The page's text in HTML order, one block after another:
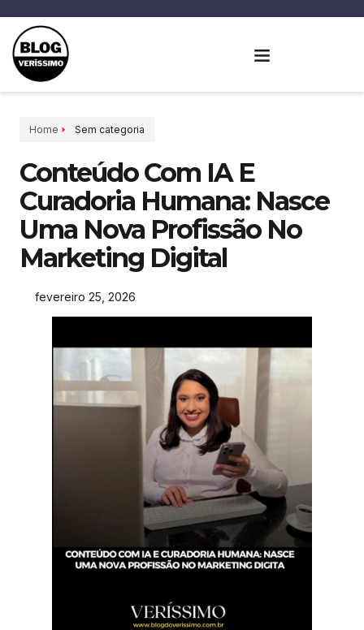
Home Sem categoria
Conteúdo Com IA E
Curadoria Humana: Nasce
Uma Nova Profissão No
Marketing Digital
fevereiro 25, 2026